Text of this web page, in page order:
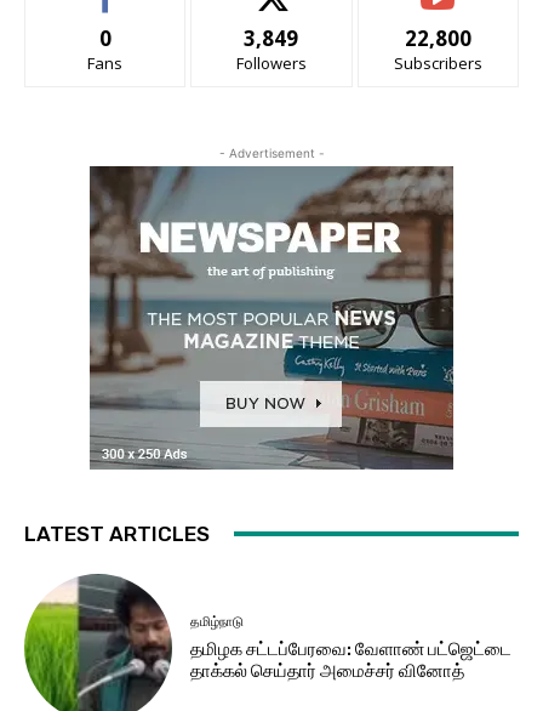
0
Fans
3,849
Followers
22,800
Subscribers
- Advertisement -
LATEST ARTICLES
தமிழ்நாடு
தமிழக சட்​டப்​பேர​வை: வேளாண் பட்​ஜெட்டை
தாக்கல் செய்தார் அமைச்சர் வினோத்